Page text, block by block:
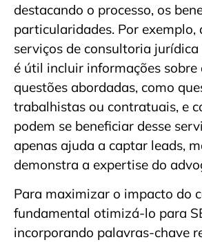
destacando o processo, os
particularidades. Por exemplo,
serviços de consultoria jurídica
é útil incluir informações sobre
questões abordadas, como
trabalhistas ou contratuais, e
podem se beneficiar desse
apenas ajuda a captar leads,
demonstra a expertise do
Para maximizar o impacto do
fundamental otimizá-lo para
incorporando palavras-chave